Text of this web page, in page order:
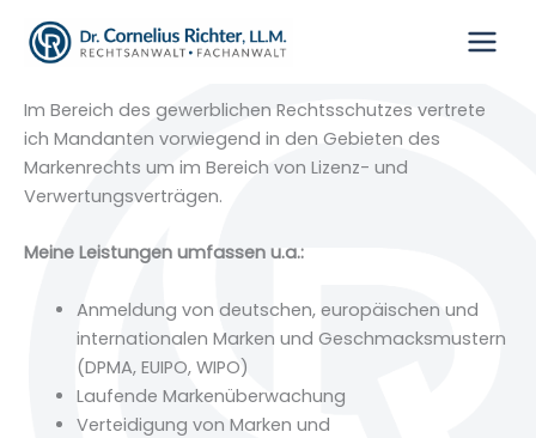
Inhalt
springenGewerblicher Rechtsschutz
Im Bereich des gewerblichen Rechtsschutzes vertrete
ich Mandanten vorwiegend in den Gebieten des
Markenrechts um im Bereich von Lizenz- und
Verwertungsverträgen.
Meine Leistungen umfassen u.a.:
Anmeldung von deutschen, europäischen und
internationalen Marken und Geschmacksmustern
(DPMA, EUIPO, WIPO)
Laufende Markenüberwachung
Verteidigung von Marken und